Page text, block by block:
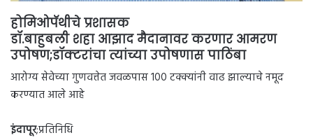
होमिओपॅथीचे प्रशासक
डॉ.बाहुबली शहा आझाद मैदानावर करणार आमरण
उपोषण;डॉक्टरांचा त्यांच्या उपोषणास पाठिंबा
आरोग्य सेवेच्या गुणवत्तेत जवळपास 100 टक्क्यांनी वाढ झाल्याचे नमूद
करण्यात आले आहे
इंदापूर;प्रतिनिधि